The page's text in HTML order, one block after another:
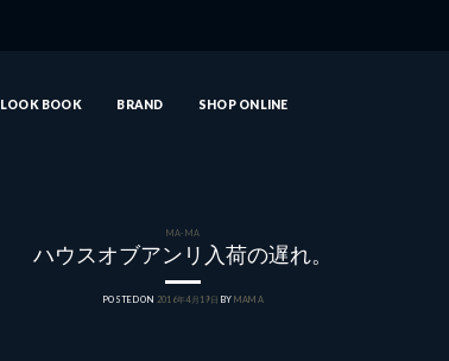
LOOK BOOK BRAND SHOP ONLINE
MA-MA
ハウスオブアンリ入荷の遅れ。
POSTED ON 2016年4月19日 BY MAMA